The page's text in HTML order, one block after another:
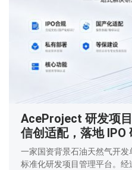
AceProject 研发项
信创适配，落地 IPO
一家国资背景石油天然气开
标准化研发项目管理平台。